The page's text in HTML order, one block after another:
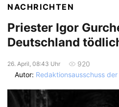
NACHRICHTEN
Priester Igor
Deutschland
26. April, 08:43 Uhr
920
Autor: Redaktionsausschuss der